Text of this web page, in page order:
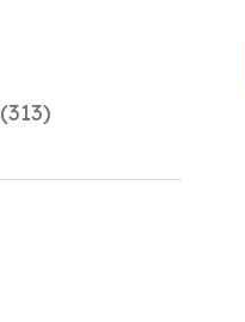
(313)